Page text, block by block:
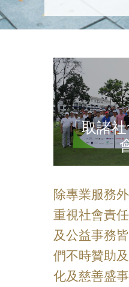
「取諸
除專業服務
重視社會責
及公益事務
們不時贊助
化及慈善盛